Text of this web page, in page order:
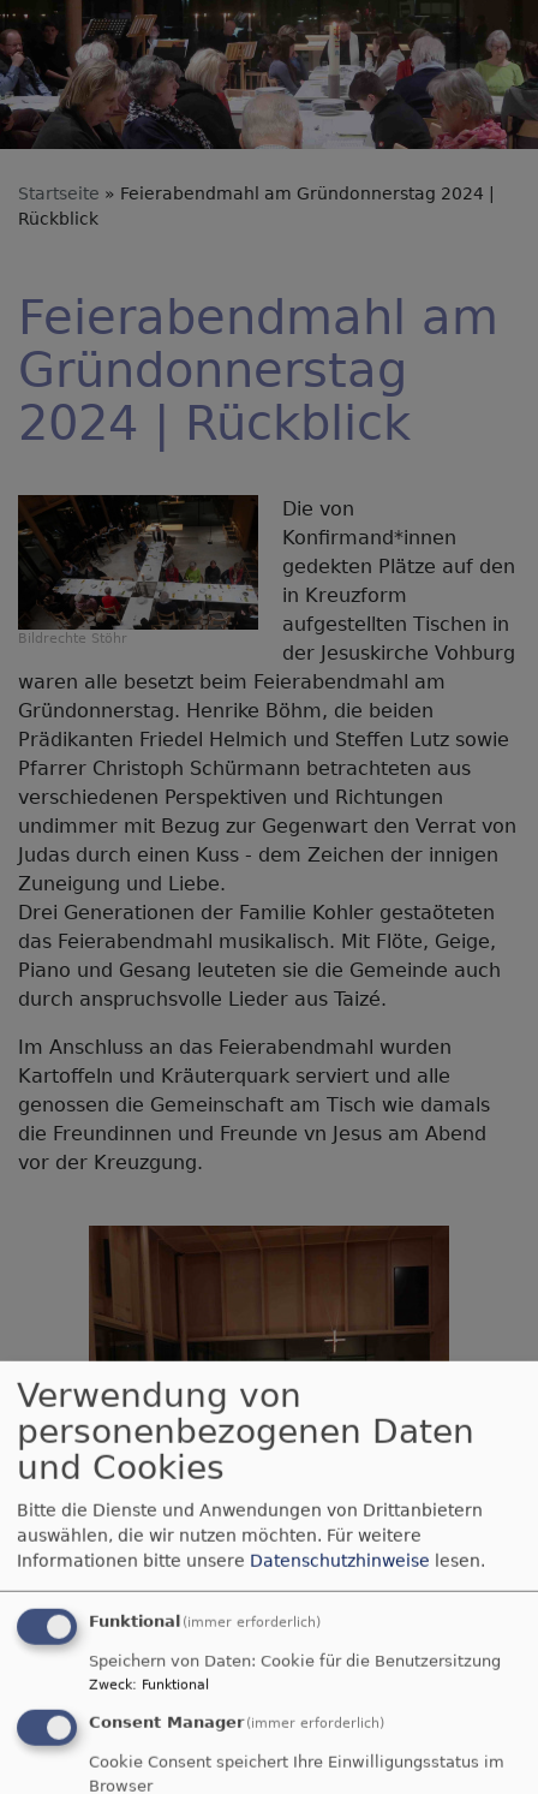
Startseite
Feierabendmahl am Gründonnerstag 2024 |
Rückblick
Feierabendmahl am
Gründonnerstag
2024 | Rückblick
Bildrechte Stöhr
Die von
Konfirmand*innen
gedekten Plätze auf den
in Kreuzform
aufgestellten Tischen in
der Jesuskirche Vohburg
waren alle besetzt beim Feierabendmahl am
Gründonnerstag. Henrike Böhm, die beiden
Prädikanten Friedel Helmich und Steffen Lutz sowie
Pfarrer Christoph Schürmann betrachteten aus
verschiedenen Perspektiven und Richtungen
undimmer mit Bezug zur Gegenwart den Verrat von
Judas durch einen Kuss - dem Zeichen der innigen
Zuneigung und Liebe.
Drei Generationen der Familie Kohler gestaöteten
das Feierabendmahl musikalisch. Mit Flöte, Geige,
Piano und Gesang leuteten sie die Gemeinde auch
durch anspruchsvolle Lieder aus Taizé.
Im Anschluss an das Feierabendmahl wurden
Kartoffeln und Kräuterquark serviert und alle
genossen die Gemeinschaft am Tisch wie damals
die Freundinnen und Freunde vn Jesus am Abend
vor der Kreuzgung.
Verwendung von
personenbezogenen Daten
und Cookies
Bitte die Dienste und Anwendungen von Drittanbietern
auswählen, die wir nutzen möchten. Für weitere
Informationen bitte unsere Datenschutzhinweise lesen.
Funktional (immer erforderlich)
Speichern von Daten: Cookie für die Benutzersitzung
Zweck: Funktional
Consent Manager (immer erforderlich)
Cookie Consent speichert Ihre Einwilligungsstatus im
Browser